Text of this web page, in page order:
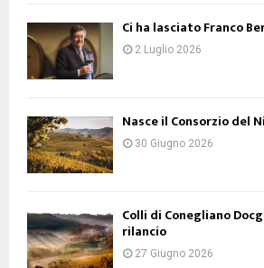
Ci ha lasciato Franco
2 Luglio 2026
Nasce il Consorzio del
30 Giugno 2026
Colli di Conegliano
rilancio
27 Giugno 2026